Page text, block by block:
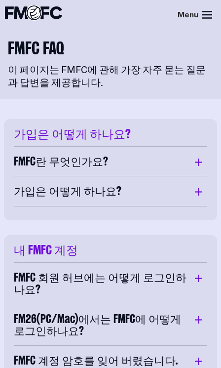
Menu
FMFC FAQ
이 페이지는 FMFC에 관해 가장 자주 묻는 질문
과 답변을 제공합니다.
가입은 어떻게 하나요?
FMFC란 무엇인가요?
가입은 어떻게 하나요?
내 FMFC 계정
FMFC 회원 허브에는 어떻게 로그인하
나요?
FM26(PC/Mac)에서는 FMFC에 어떻게
로그인하나요?
FMFC 계정 암호를 잊어 버렸습니다.